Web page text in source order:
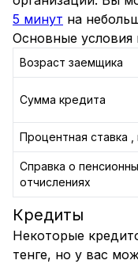
5 минут на
Основные условия
Возраст заемщика
Сумма кредита
Процентная ставка ,
Справка о
отчислениях
Кредиты
Некоторые
тенге, но у вас